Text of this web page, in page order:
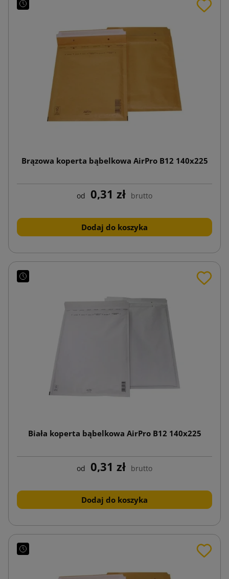
Brązowa koperta bąbelkowa AirPro B12 140x225
od 0,31 zł brutto
Dodaj do koszyka
Biała koperta bąbelkowa AirPro B12 140x225
od 0,31 zł brutto
Dodaj do koszyka